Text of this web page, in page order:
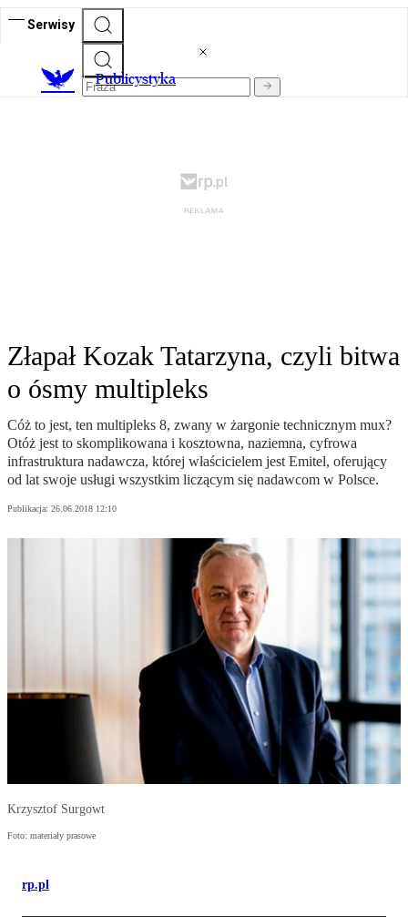
Serwisy
Publicystyka
Złapał Kozak Tatarzyna, czyli bitwa
o ósmy multipleks
Cóż to jest, ten multipleks 8, zwany w żargonie technicznym mux?
Otóż jest to skomplikowana i kosztowna, naziemna, cyfrowa
infrastruktura nadawcza, której właścicielem jest Emitel, oferujący
od lat swoje usługi wszystkim liczącym się nadawcom w Polsce.
Publikacja: 26.06.2018 12:10
Krzysztof Surgowt
Foto: materiały prasowe
rp.pl